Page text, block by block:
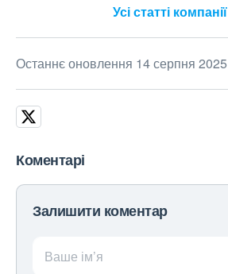
Усі статті компанії
Останнє оновлення 14 серпня 2025
Коментарі
Залишити коментар
Ваше ім’я